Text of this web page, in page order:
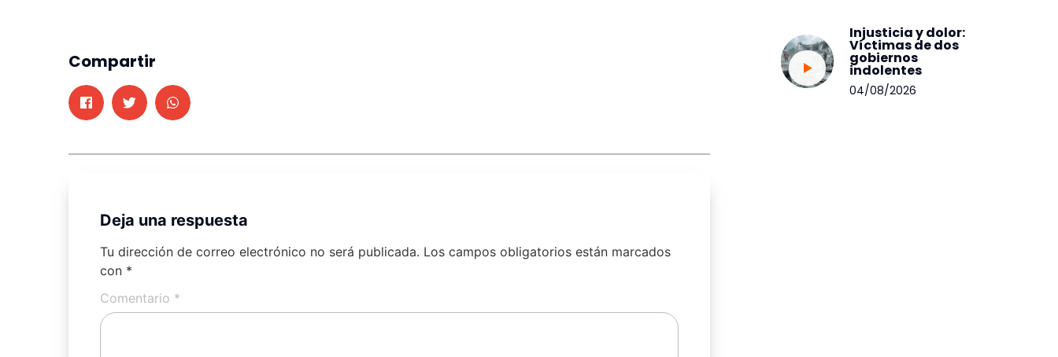
Compartir
Deja una respuesta
Tu dirección de correo electrónico no será publicada. Los campos obligatorios están marcados
con *
Comentario *
Injusticia y dolor:
Víctimas de dos
gobiernos
indolentes
04/08/2026